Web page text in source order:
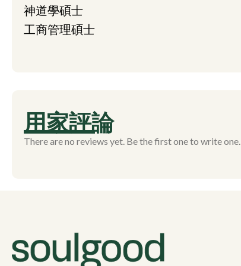
神道學碩士
工商管理碩士
用家評論
There are no reviews yet. Be the first one to write one.